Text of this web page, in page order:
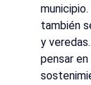
también
y
pensar